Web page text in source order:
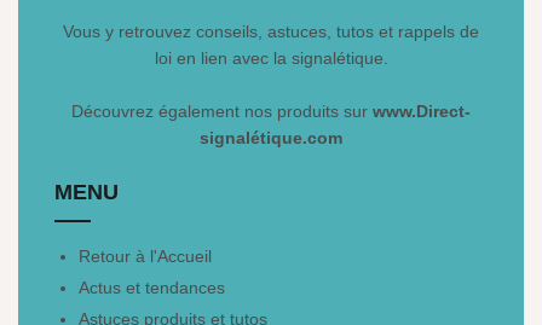
Vous y retrouvez conseils, astuces, tutos et rappels de
loi en lien avec la signalétique.
Découvrez également nos produits sur www.Direct-
signalétique.com
MENU
Retour à l'Accueil
Actus et tendances
Astuces produits et tutos